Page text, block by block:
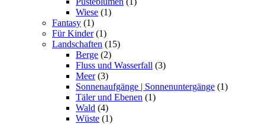
Wiese (1)
Fantasy (1)
Für Kinder (1)
Landschaften (15)
Berge (2)
Fluss und Wasserfall (3)
Meer (3)
Sonnenaufgänge | Sonnenuntergänge (1)
Täler und Ebenen (1)
Wald (4)
Wüste (1)